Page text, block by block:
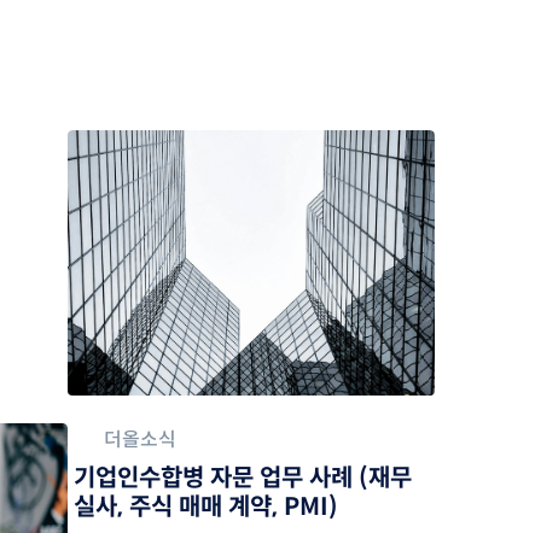
기업인수합병 자문 업무 사례 (재무
실사, 주식 매매 계약, PMI)
더올소식